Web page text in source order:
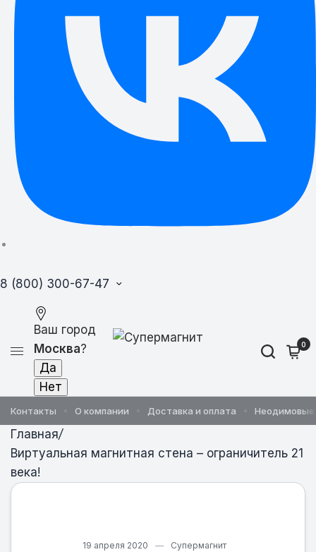
8 (800) 300-67-47
Ваш город
Москва? 0
Контакты О компании Доставка и оплата
Главная/
Виртуальная магнитная стена – ограничитель 21
века!
19 апреля 2020 Супермагнит